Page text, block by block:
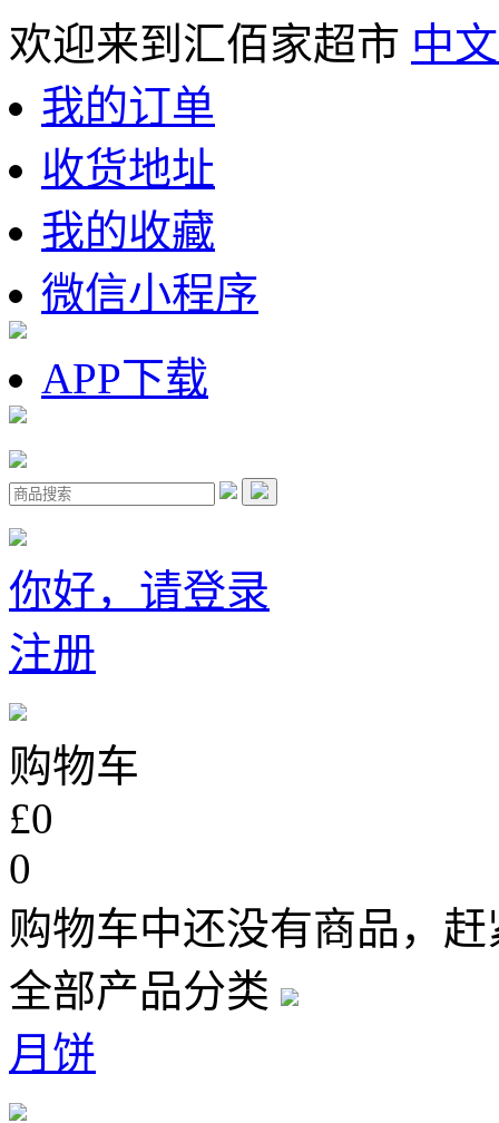
欢迎来到汇佰家超市 中
我的订单
收货地址
我的收藏
微信小程序
APP下载
你好，请登录
注册
购物车
£0
0
购物车中还没有商品，
全部产品分类
月饼